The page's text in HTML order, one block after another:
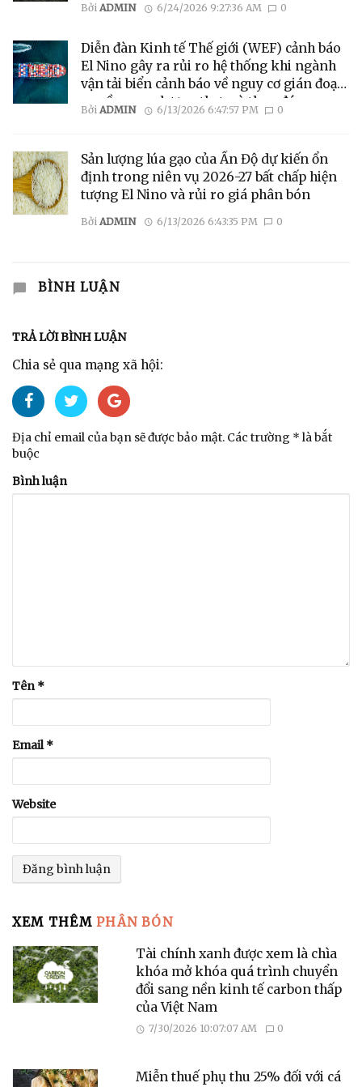
Bởi ADMIN 6/24/2026 9:27:36 AM 0
Diễn đàn Kinh tế Thế giới (WEF) cảnh báo
El Nino gây ra rủi ro hệ thống khi ngành
vận tải biển cảnh báo về nguy cơ gián đoạn
nguồn cung lương thực và than đá
Bởi ADMIN 6/13/2026 6:47:57 PM 0
Sản lượng lúa gạo của Ấn Độ dự kiến ​​ổn
định trong niên vụ 2026-27 bất chấp hiện
tượng El Nino và rủi ro giá phân bón
Bởi ADMIN 6/13/2026 6:43:35 PM 0
BÌNH LUẬN
TRẢ LỜI BÌNH LUẬN
Chia sẻ qua mạng xã hội:
Địa chỉ email của bạn sẽ được bảo mật. Các trường * là bắt
buộc
Bình luận
Tên *
Email *
Website
XEM THÊMPHÂN BÓN
Tài chính xanh được xem là chìa
khóa mở khóa quá trình chuyển
đổi sang nền kinh tế carbon thấp
của Việt Nam
7/30/2026 10:07:07 AM 0
Miễn thuế phụ thu 25% đối với cá